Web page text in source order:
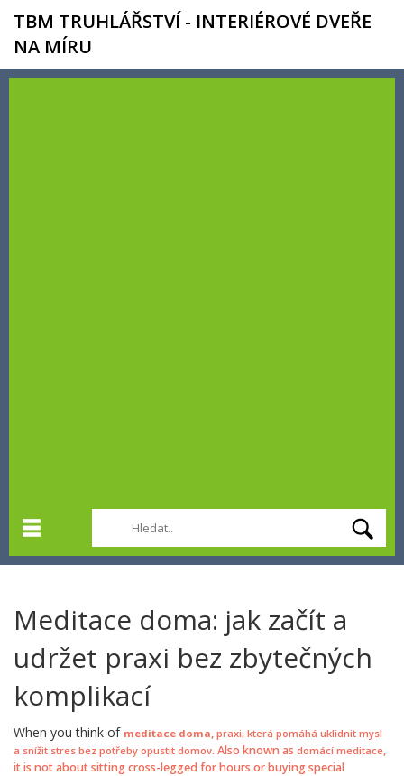
TBM TRUHLÁŘSTVÍ - INTERIÉROVÉ DVEŘE
NA MÍRU
Meditace doma: jak začít a
udržet praxi bez zbytečných
komplikací
When you think of meditace doma, praxi, která pomáhá uklidnit mysl
a snížit stres bez potřeby opustit domov. Also known as domácí meditace,
it is not about sitting cross-legged for hours or buying special